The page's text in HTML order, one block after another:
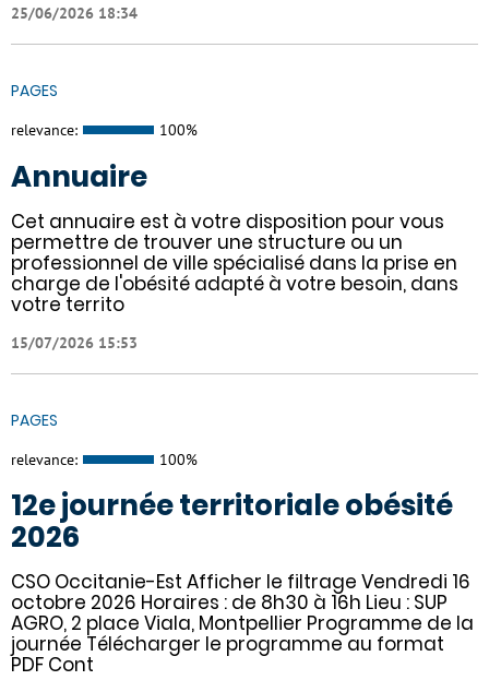
25/06/2026 18:34
PAGES
relevance: 100%
Annuaire
Cet annuaire est à votre disposition pour vous
permettre de trouver une structure ou un
professionnel de ville spécialisé dans la prise en
charge de l'obésité adapté à votre besoin, dans
votre territo
15/07/2026 15:53
PAGES
relevance: 100%
12e journée territoriale obésité
2026
CSO Occitanie-Est Afficher le filtrage Vendredi 16
octobre 2026 Horaires : de 8h30 à 16h Lieu : SUP
AGRO, 2 place Viala, Montpellier Programme de la
journée Télécharger le programme au format
PDF Cont